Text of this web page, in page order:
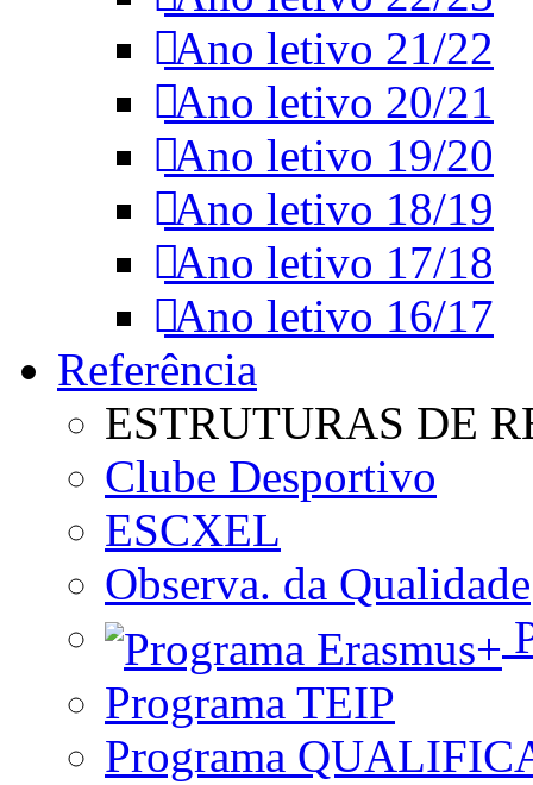
Ano letivo 21/22
Ano letivo 20/21
Ano letivo 19/20
Ano letivo 18/19
Ano letivo 17/18
Ano letivo 16/17
Referência
ESTRUTURAS DE
Clube Desportivo
ESCXEL
Observa. da Qualidade
Programa TEIP
Programa